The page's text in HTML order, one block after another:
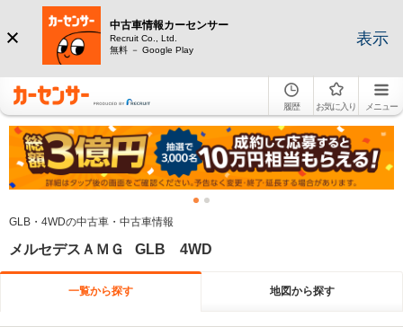
中古車情報カーセンサー
Recruit Co., Ltd.
無料 － Google Play
表示
履歴 お気に入り メニュー
GLB・4WDの中古車・中古車情報
メルセデスＡＭＧ GLB 4WD
一覧から探す 地図から探す